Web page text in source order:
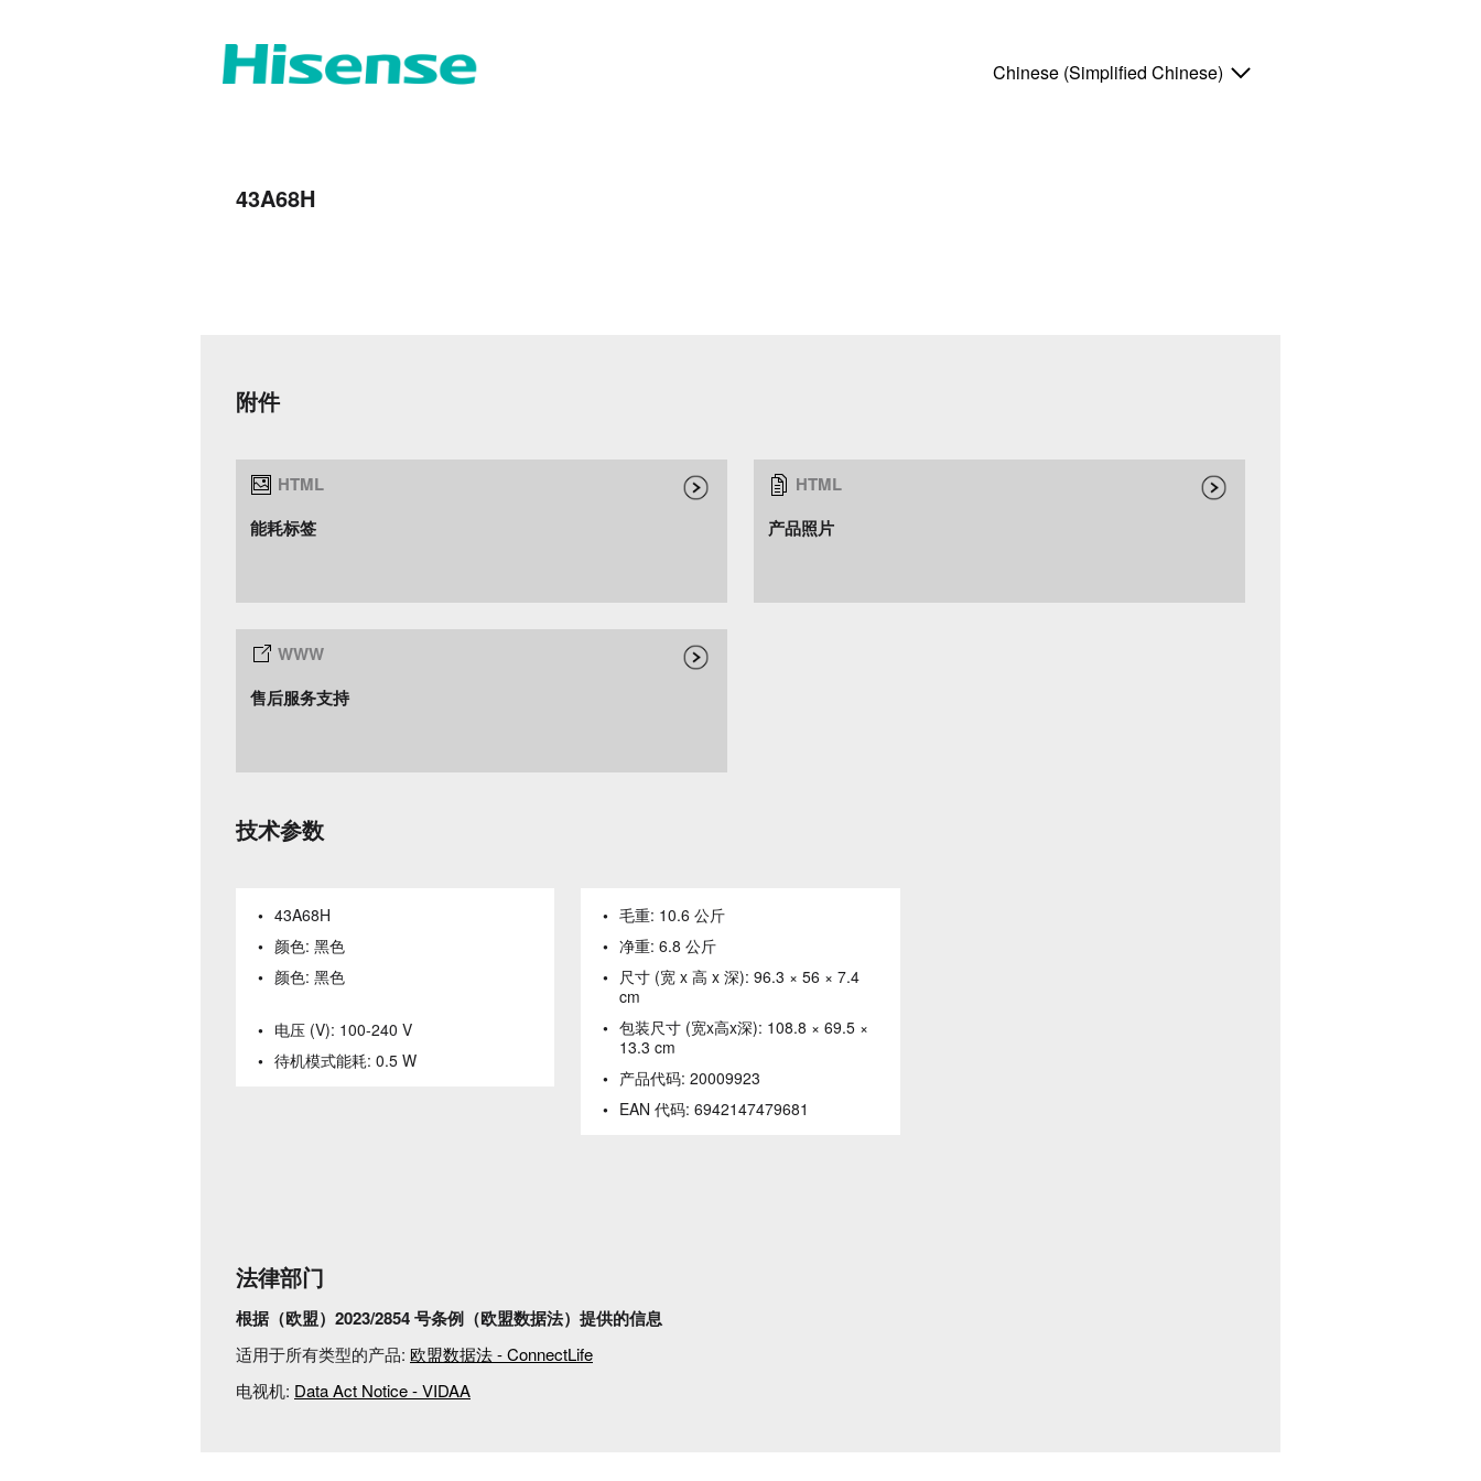
Chinese (Simplified Chinese)
43A68H
附件
能耗标签 产品照片
售后服务支持
技术参数
43A68H
颜色: 黑色
颜色: 黑色
电压 (V): 100-240 V
待机模式能耗: 0.5 W
毛重: 10.6 公斤
净重:6.8 公斤
尺寸 (宽 x 高 x 深):96.3 × 56 × 7.4
cm
包装尺寸 (宽x高x深): 108.8 × 69.5 ×
13.3 cm
产品代码:20009923
EAN 代码:6942147479681
法律部门
根据（欧盟）2023/2854 号条例（欧盟数据法）提供的信息
适用于所有类型的产品: 欧盟数据法 - ConnectLife
电视机: Data Act Notice - VIDAA